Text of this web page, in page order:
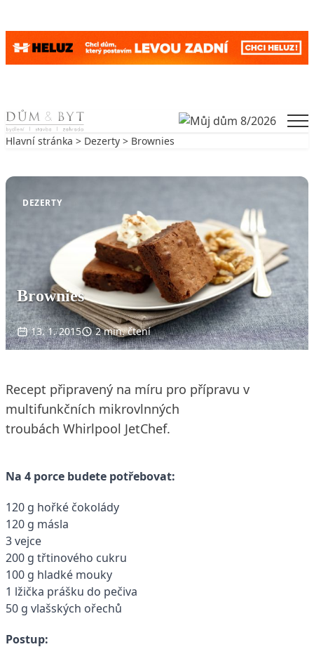
Skip to content
Hlavní stránka > Dezerty > Brownies
DEZERTY
Brownies
13. 1. 2015 2 min. čtení
Recept připravený na míru pro přípravu v
multifunkčních mikrovlnných
troubách Whirlpool JetChef.
Na 4 porce budete potřebovat:
120 g hořké čokolády
120 g másla
3 vejce
200 g třtinového cukru
100 g hladké mouky
1 lžička prášku do pečiva
50 g vlašských ořechů
Postup: